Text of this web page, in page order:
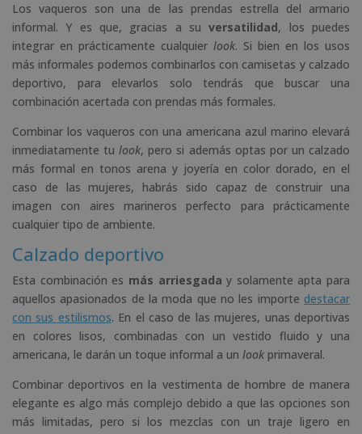
Los vaqueros son una de las prendas estrella del armario
informal. Y es que, gracias a suversatilidad, los puedes
integrar en prácticamente cualquier look. Si bien en los usos
más informales podemos combinarlos con camisetas y calzado
deportivo, para elevarlos solo tendrás que buscar una
combinación acertada con prendas más formales.
Combinar los vaqueros con una americana azul marino elevará
inmediatamente tulook, pero si además optas por un calzado
más formal en tonos arena y joyería en color dorado, en el
caso de las mujeres, habrás sido capaz de construir una
imagen con aires marineros perfecto para prácticamente
cualquier tipo de ambiente.
Calzado deportivo
Esta combinación es más arriesgada y solamente apta para
aquellos apasionados de la moda que no les importe destacar
con sus estilismos. En el caso de las mujeres, unas deportivas
en colores lisos, combinadas con un vestido fluido y una
americana, le darán un toque informal a un look primaveral.
Combinar deportivos en la vestimenta de hombre de manera
elegante es algo más complejo debido a que las opciones son
más limitadas, pero si los mezclas con un traje ligero en